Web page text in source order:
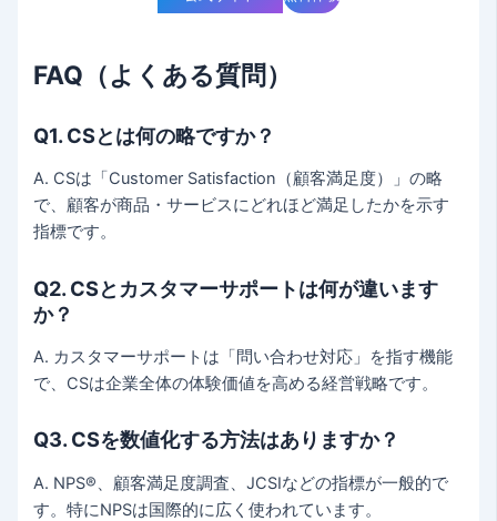
FAQ （よくある質問）
Q1. CSとは何の略ですか？
A. CSは「Customer Satisfaction（顧客満足度）」の略
で、顧客が商品・サービスにどれほど満足したかを示す
指標です。
Q2. CSとカスタマーサポートは何が違います
か？
A. カスタマーサポートは「問い合わせ対応」を指す機能
で、CSは企業全体の体験価値を高める経営戦略です。
Q3. CSを数値化する方法はありますか？
A. NPS®、顧客満足度調査、JCSIなどの指標が一般的で
す。特にNPSは国際的に広く使われています。